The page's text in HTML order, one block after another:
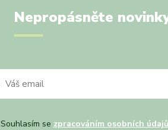
Nepropásněte
Souhlasím se zpracováním osobních údajů